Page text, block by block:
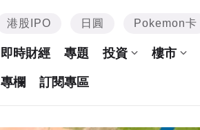
港股IPO 日圓 Pokemon卡
即時財經 專題 投資 樓市
專欄 訂閱專區